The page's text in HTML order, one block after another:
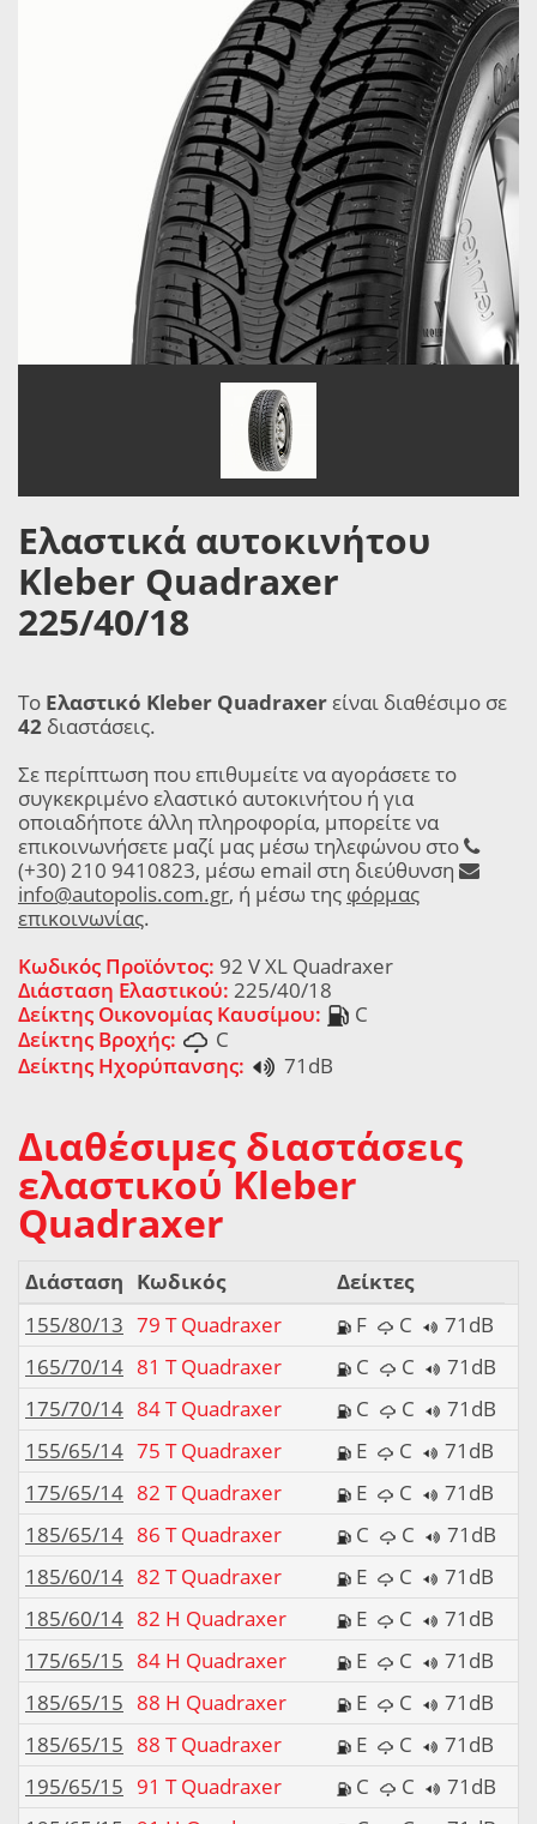
Ελαστικά αυτοκινήτου
Kleber Quadraxer
225/40/18
Το Ελαστικό Kleber Quadraxerείναι διαθέσιμο σε
42 διαστάσεις.
Σε περίπτωση που επιθυμείτε να αγοράσετε το
συγκεκριμένο ελαστικό αυτοκινήτου ή για
οποιαδήποτε άλλη πληροφορία, μπορείτε να
επικοινωνήσετε μαζί μας μέσω τηλεφώνου στο
(+30) 210 9410823, μέσω email στη διεύθυνση
info@autopolis.com.gr, ή μέσω της φόρμας
επικοινωνίας.
Κωδικός Προϊόντος: 92 V XL Quadraxer
Διάσταση Ελαστικού: 225/40/18
Δείκτης Οικονομίας Καυσίμου:
C
Δείκτης Βροχής:
C
Δείκτης Ηχορύπανσης:
71dB
Διαθέσιμες διαστάσεις
ελαστικού Kleber
Quadraxer
Διάσταση Κωδικός
Δείκτες
155/80/13 79 T Quadraxer F C
71dB
165/70/14 81 T Quadraxer C C
71dB
175/70/14 84 T Quadraxer C C
71dB
155/65/14 75 T Quadraxer E C
71dB
175/65/14 82 T Quadraxer E C
71dB
185/65/14 86 T Quadraxer C C
71dB
185/60/14 82 T Quadraxer E C
71dB
185/60/14 82 H Quadraxer E C
71dB
175/65/15 84 H Quadraxer E C
71dB
185/65/15 88 H Quadraxer E C
71dB
185/65/15 88 T Quadraxer E C
71dB
195/65/15 91 T Quadraxer C C
71dB